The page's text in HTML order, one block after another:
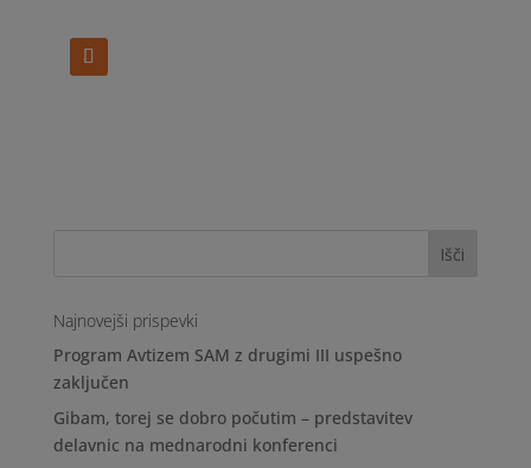
Najnovejši prispevki
Program Avtizem SAM z drugimi III uspešno
zaključen
Gibam, torej se dobro počutim – predstavitev
delavnic na mednarodni konferenci